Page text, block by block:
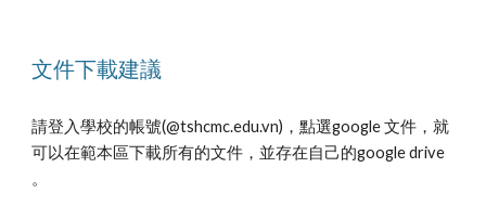
文件下載建議
請登入學校的帳號(@tshcmc.edu.vn)，點選google 文件，就
可以在範本區下載所有的文件，並存在自己的google drive
。